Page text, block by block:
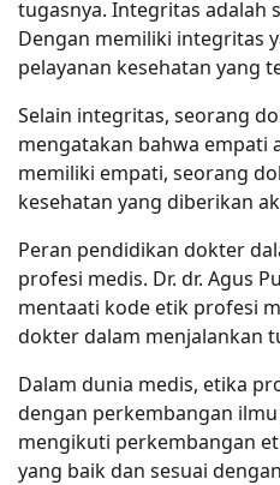
tugasnya. Integritas adalah
Dengan memiliki integritas
pelayanan kesehatan yang
Selain integritas, seorang
mengatakan bahwa empati
memiliki empati, seorang
kesehatan yang diberikan
Peran pendidikan dokter
profesi medis. Dr. dr. Agus
mentaati kode etik profesi
dokter dalam menjalankan
Dalam dunia medis, etika
dengan perkembangan
mengikuti perkembangan
yang baik dan sesuai